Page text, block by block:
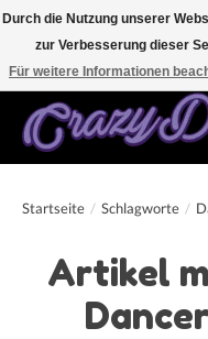
Versandkostenfrei bestellen ab CHF
meisten Ländern weltweit.
Startseite / Schlagworte /
Artikel
Durch die Nutzung unserer
zur Verbesserung dieser
Für weitere Informationen